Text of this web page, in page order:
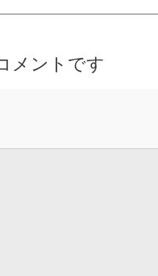
メントです